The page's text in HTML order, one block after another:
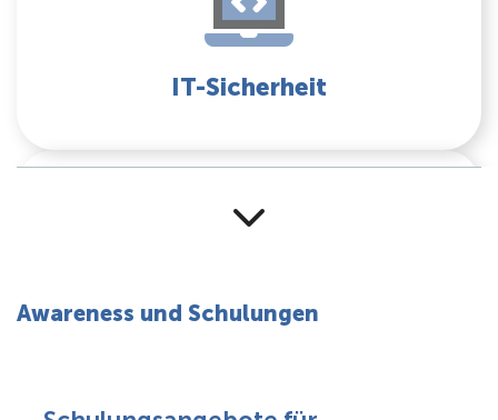
IT-Sicherheit
Praxistipps
Awareness und Schulungen